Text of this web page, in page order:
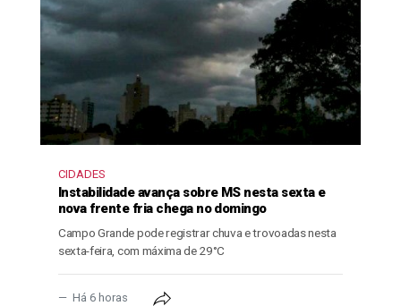
CIDADES
Instabilidade avança sobre MS nesta sexta e
nova frente fria chega no domingo
Campo Grande pode registrar chuva e trovoadas nesta
sexta-feira, com máxima de 29°C
Há 6 horas